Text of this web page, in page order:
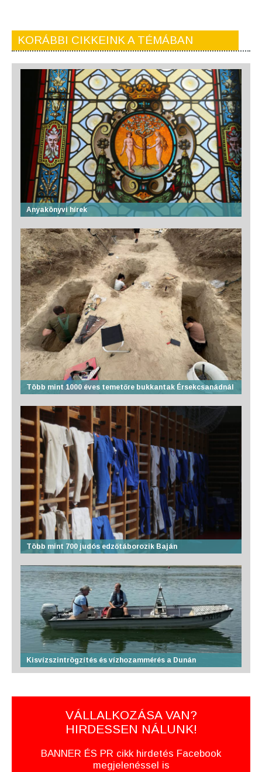
KORÁBBI CIKKEINK A TÉMÁBAN
Anyakönyvi hírek
Több mint 1000 éves temetőre bukkantak Érsekcsanádnál
Több mint 700 judós edzőtáborozik Baján
Kisvízszintrögzítés és vízhozammérés a Dunán
VÁLLALKOZÁSA VAN?
HIRDESSEN NÁLUNK!
BANNER ÉS PR cikk hirdetés Facebook
megjelenéssel is